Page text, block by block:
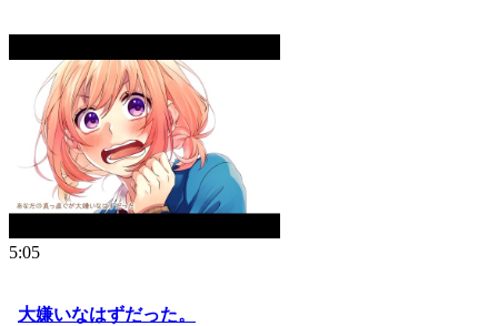
5:05
大嫌いなはずだった。